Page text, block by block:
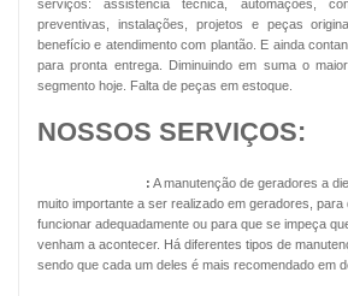
serviços: assistência técnica, automações,
preventivas, instalações, projetos e peças
benefício e atendimento com plantão. E ainda
para pronta entrega. Diminuindo em suma o
segmento hoje. Falta de peças em estoque.
NOSSOS SERVIÇOS:
: A manutenção de geradores a
muito importante a ser realizado em geradores,
funcionar adequadamente ou para que se impeça
venham a acontecer. Há diferentes tipos de
sendo que cada um deles é mais recomendado em